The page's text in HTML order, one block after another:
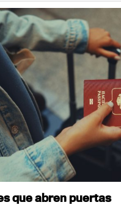
que abren puertas